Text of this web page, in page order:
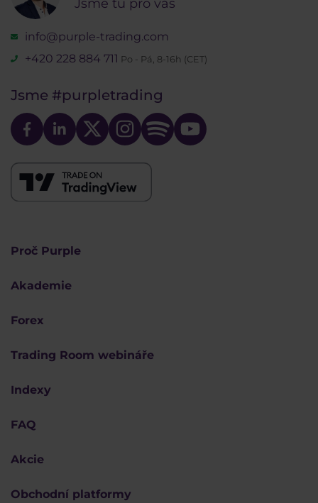
Jsme tu pro vás
info@purple-trading.com
+420 228 884 711 Po - Pá, 8-16h (CET)
Jsme #purpletrading
Proč Purple
Akademie
Forex
Trading Room webináře
Indexy
FAQ
Akcie
Obchodní platformy